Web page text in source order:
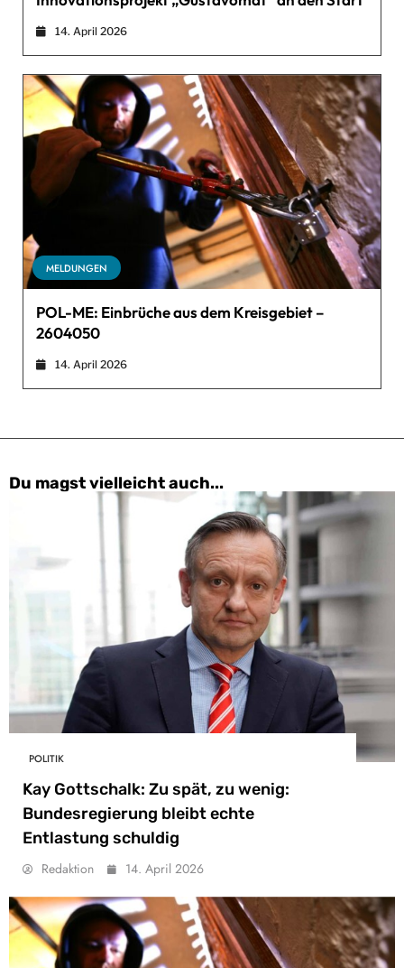
14. April 2026
MELDUNGEN
POL-ME: Einbrüche aus dem Kreisgebiet –
2604050
14. April 2026
Du magst vielleicht auch...
POLITIK
Kay Gottschalk: Zu spät, zu wenig:
Bundesregierung bleibt echte
Entlastung schuldig
Redaktion 14. April 2026